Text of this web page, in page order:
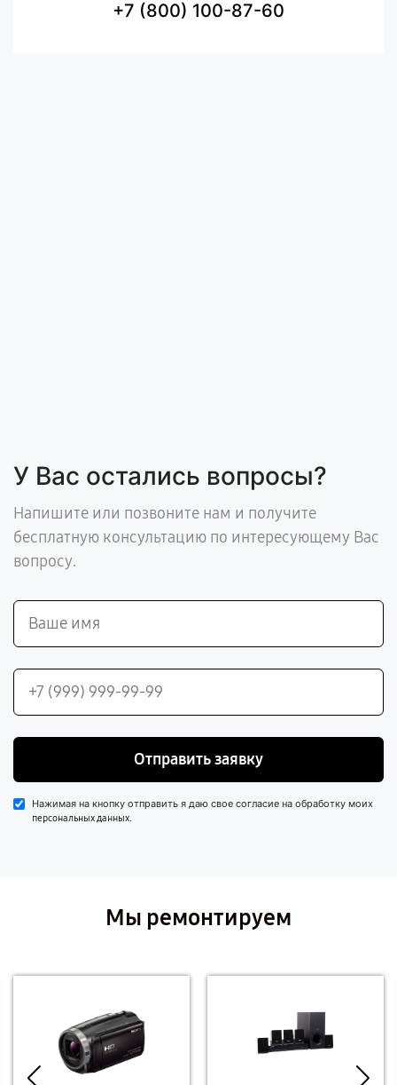
+7 (800) 100-87-60
У Вас остались вопросы?
Напишите или позвоните нам и получите
бесплатную консультацию по интересующему Вас
вопросу.
Отправить заявку
Нажимая на кнопку отправить я даю свое согласие на обработку моих
персональных данных.
Мы ремонтируем